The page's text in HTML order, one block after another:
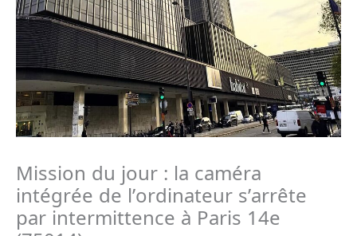
Mission du jour : la caméra
intégrée de l’ordinateur s’arrête
par intermittence à Paris 14e